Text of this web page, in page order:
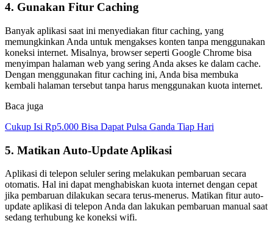
4. Gunakan Fitur Caching
Banyak aplikasi saat ini menyediakan fitur caching, yang
memungkinkan Anda untuk mengakses konten tanpa menggunakan
koneksi internet. Misalnya, browser seperti Google Chrome bisa
menyimpan halaman web yang sering Anda akses ke dalam cache.
Dengan menggunakan fitur caching ini, Anda bisa membuka
kembali halaman tersebut tanpa harus menggunakan kuota internet.
Baca juga
Cukup Isi Rp5.000 Bisa Dapat Pulsa Ganda Tiap Hari
5. Matikan Auto-Update Aplikasi
Aplikasi di telepon seluler sering melakukan pembaruan secara
otomatis. Hal ini dapat menghabiskan kuota internet dengan cepat
jika pembaruan dilakukan secara terus-menerus. Matikan fitur auto-
update aplikasi di telepon Anda dan lakukan pembaruan manual saat
sedang terhubung ke koneksi wifi.